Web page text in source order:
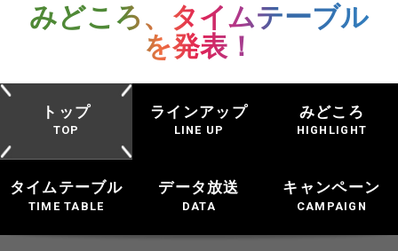
みどころ、タイムテーブル
を発表！
トップ
TOP
ラインアップ
LINE UP
みどころ
HIGHLIGHT
タイムテーブル
TIME TABLE
データ放送
DATA
キャンペーン
CAMPAIGN